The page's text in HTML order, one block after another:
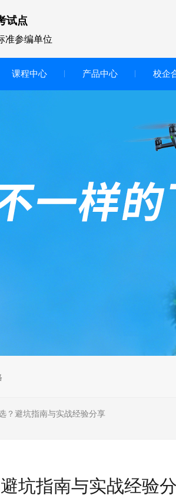
试点
准参编单位
课程中心 产品中心
智慧交互显示大屏
无人机基础飞行模拟仿真
多旋翼无人机组装专用配
垂直起降固定翼装调实训
无人机套装
校企
？避坑指南与实战经验分享
坑指南与实战经验